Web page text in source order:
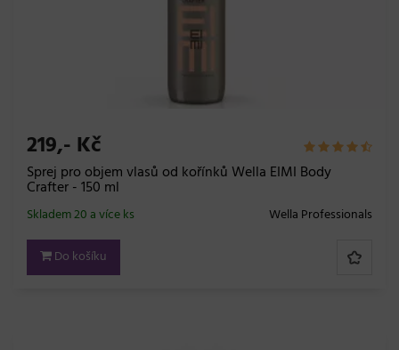
219,- Kč
Sprej pro objem vlasů od kořínků Wella EIMI Body
Crafter - 150 ml
Wella Professionals
Skladem 20 a více ks
Do košíku